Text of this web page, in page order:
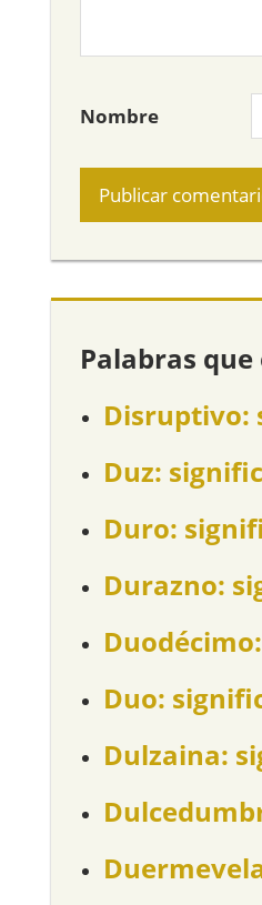
Nombre
Palabras
Disruptivo:
Duz:
Duro:
Durazno:
Duo:
Dulzaina: